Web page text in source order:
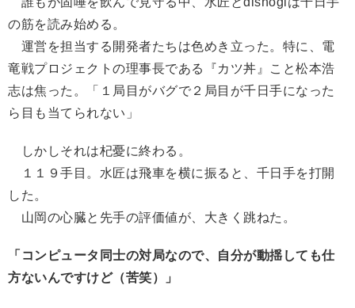
の筋を読み始める。
運営を担当する開発者たちは色めき立った。特に、電
竜戦プロジェクトの理事長である『カツ丼』こと松本浩
志は焦った。「１局目がバグで２局目が千日手になった
ら目も当てられない」
しかしそれは杞憂に終わる。
１１９手目。水匠は飛車を横に振ると、千日手を打開
した。
山岡の心臓と先手の評価値が、大きく跳ねた。
「コンピュータ同士の対局なので、自分が動揺しても仕
方ないんですけど（苦笑）」